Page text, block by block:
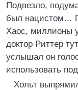
Подвезло,
был нацистом…
Хаос, миллионы
доктор Риттер
услышал он
использовать
Хольт